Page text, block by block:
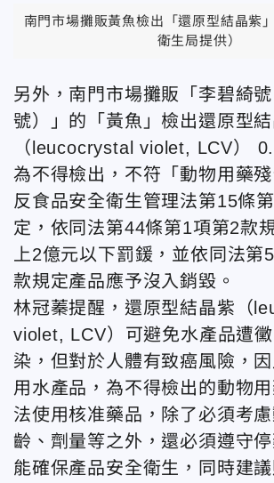
南門市場攤販黃魚檢出「還原型結晶紫
衛生局提供）
另外，南門市場攤販「李碧綺
號）」的「黃魚」檢出還原型
（leucocrystal violet, LCV）
為不得檢出，不符「動物用藥
反食品安全衛生管理法第15條
定，依同法第44條第1項第2款
上2億元以下罰鍰，並依同法第
款規定產品應予沒入銷毀。
林冠蓁提醒，還原型結晶紫（
violet, LCV）可避免水產品遭
染，但對於人體有致癌風險，
用水產品，為不得檢出的動物
法使用核准藥品，除了必須考
齡、劑量等之外，還必須遵守
能確保產品安全衛生，同時建